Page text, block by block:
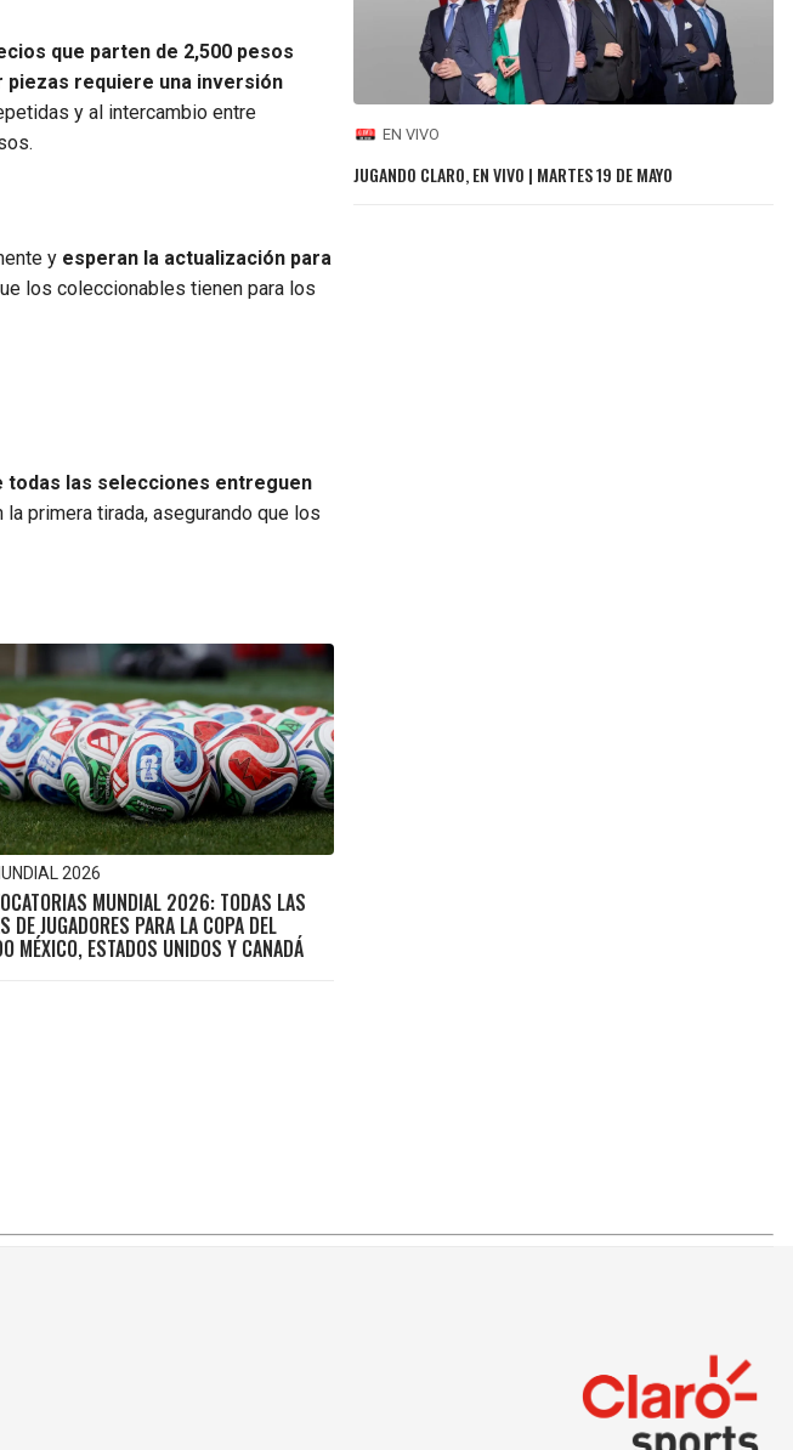
que parten de 2,500 pesos
piezas requiere una inversión
y al intercambio entre
y esperan la actualización para
los coleccionables tienen para los
todas las selecciones entreguen
primera tirada, asegurando que los
2026
MUNDIAL 2026: TODAS LAS
DE JUGADORES PARA LA COPA DEL
MÉXICO, ESTADOS UNIDOS Y CANADÁ
EN VIVO
JUGANDO CLARO, EN VIVO | MARTES 19 DE MAYO